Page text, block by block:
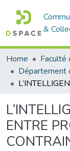
&
Home
ENTRE